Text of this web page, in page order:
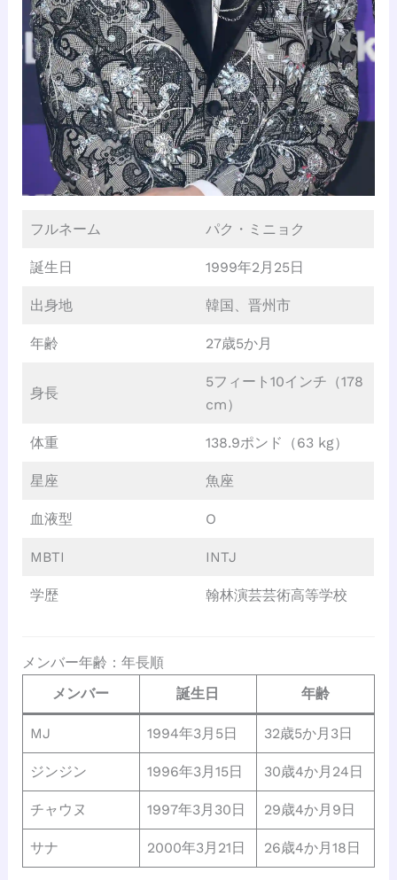
フルネーム パク・ミニョク
誕生日 1999年2月25日
出身地 韓国、晋州市
年齢 27歳5か月
身長
5フィート10インチ（178
cm）
体重 138.9ポンド（63 kg）
星座 魚座
血液型 O
MBTI INTJ
学歴 翰林演芸芸術高等学校
メンバー年齢：年長順
メンバー
誕生日 年齢
MJ 1994年3月5日 32歳5か月3日
ジンジン 1996年3月15日 30歳4か月24日
チャウヌ 1997年3月30日 29歳4か月9日
サナ 2000年3月21日 26歳4か月18日